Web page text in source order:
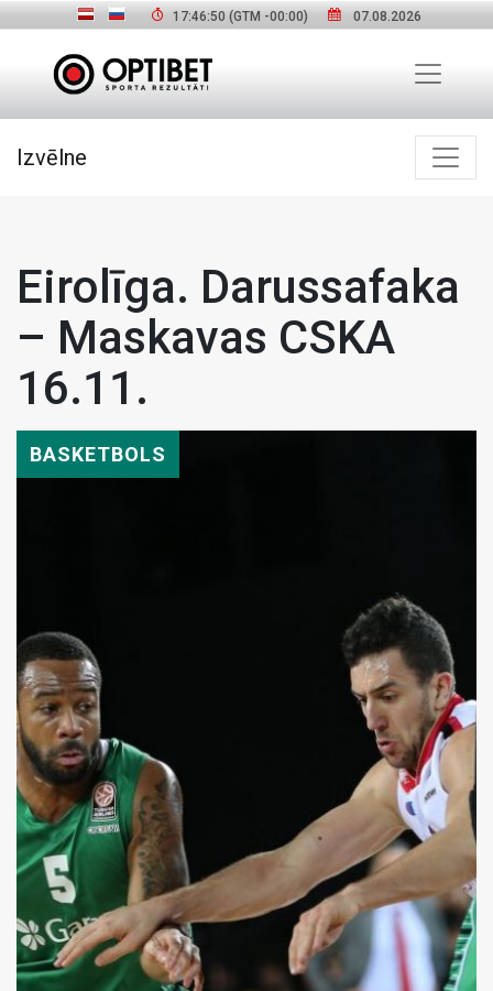
17:46:51(GTM -00:00) 07.08.2026
Izvēlne
Eirolīga. Darussafaka
– Maskavas CSKA
16.11.
BASKETBOLS